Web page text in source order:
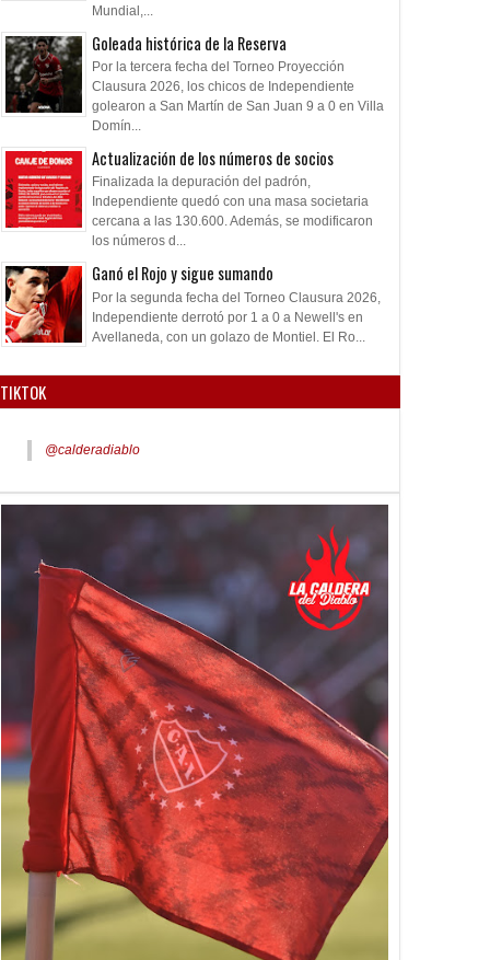
Mundial,...
Goleada histórica de la Reserva
Por la tercera fecha del Torneo Proyección
Clausura 2026, los chicos de Independiente
golearon a San Martín de San Juan 9 a 0 en Villa
Domín...
Actualización de los números de socios
Finalizada la depuración del padrón,
Independiente quedó con una masa societaria
cercana a las 130.600. Además, se modificaron
los números d...
Ganó el Rojo y sigue sumando
Por la segunda fecha del Torneo Clausura 2026,
Independiente derrotó por 1 a 0 a Newell's en
Avellaneda, con un golazo de Montiel. El Ro...
TIKTOK
@calderadiablo